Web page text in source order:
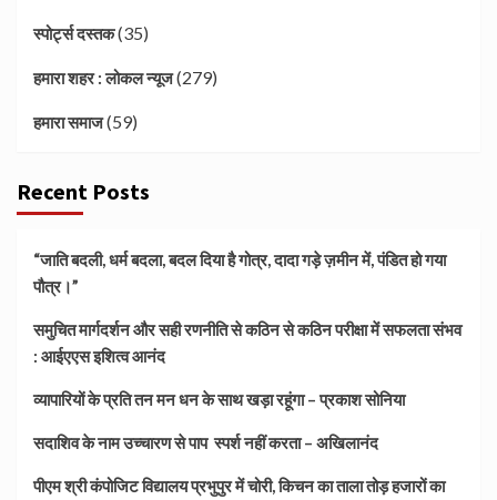
स्पोर्ट्स दस्तक(35)
हमारा शहर : लोकल न्यूज(279)
हमारा समाज(59)
Recent Posts
“जाति बदली, धर्म बदला, बदल दिया है गोत्र, दादा गड़े ज़मीन में, पंडित हो गया
पौत्र।”
समुचित मार्गदर्शन और सही रणनीति से कठिन से कठिन परीक्षा में सफलता संभव
: आईएएस इशित्व आनंद
व्यापारियों के प्रति तन मन धन के साथ खड़ा रहूंगा – प्रकाश सोनिया
सदाशिव के नाम उच्चारण से पाप स्पर्श नहीं करता – अखिलानंद
पीएम श्री कंपोजिट विद्यालय प्रभुपुर में चोरी, किचन का ताला तोड़ हजारों का